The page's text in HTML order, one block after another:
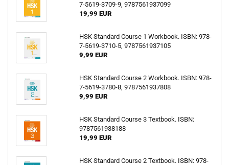
7-5619-3709-9, 9787561937099
19,99 EUR
HSK Standard Course 1 Workbook. ISBN: 978-
7-5619-3710-5, 9787561937105
9,99 EUR
HSK Standard Course 2 Workbook. ISBN: 978-
7-5619-3780-8, 9787561937808
9,99 EUR
HSK Standard Course 3 Textbook. ISBN:
9787561938188
19,99 EUR
HSK Standard Course 2 Textbook. ISBN: 978-